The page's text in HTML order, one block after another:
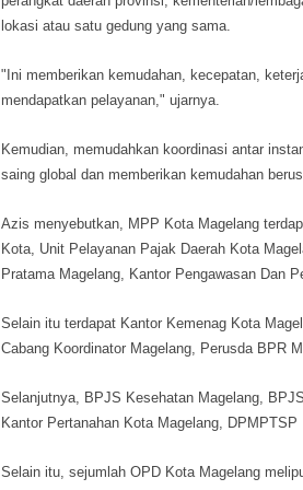
lokasi atau satu gedung yang sama.
"Ini memberikan kemudahan, kecepatan,
mendapatkan pelayanan," ujarnya.
Kemudian, memudahkan koordinasi antar
saing global dan memberikan kemudahan
Azis menyebutkan, MPP Kota Magelang
Kota, Unit Pelayanan Pajak Daerah Kota
Pratama Magelang, Kantor Pengawasan Dan
Selain itu terdapat Kantor Kemenag Kota
Cabang Koordinator Magelang, Perusda BPR
Selanjutnya, BPJS Kesehatan Magelang,
Kantor Pertanahan Kota Magelang,
Selain itu, sejumlah OPD Kota Magelang